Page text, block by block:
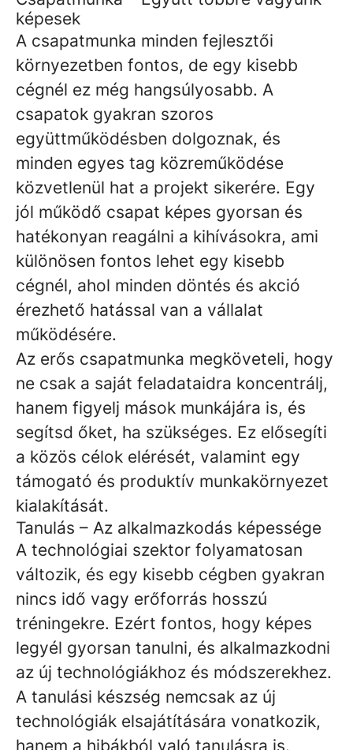
képesek
A csapatmunka minden fejlesztői
környezetben fontos, de egy kisebb
cégnél ez még hangsúlyosabb. A
csapatok gyakran szoros
együttműködésben dolgoznak, és
minden egyes tag közreműködése
közvetlenül hat a projekt sikerére. Egy
jól működő csapat képes gyorsan és
hatékonyan reagálni a kihívásokra, ami
különösen fontos lehet egy kisebb
cégnél, ahol minden döntés és akció
érezhető hatással van a vállalat
működésére.
Az erős csapatmunka megköveteli, hogy
ne csak a saját feladataidra koncentrálj,
hanem figyelj mások munkájára is, és
segítsd őket, ha szükséges. Ez elősegíti
a közös célok elérését, valamint egy
támogató és produktív munkakörnyezet
kialakítását.
Tanulás – Az alkalmazkodás képessége
A technológiai szektor folyamatosan
változik, és egy kisebb cégben gyakran
nincs idő vagy erőforrás hosszú
tréningekre. Ezért fontos, hogy képes
legyél gyorsan tanulni, és alkalmazkodni
az új technológiákhoz és módszerekhez.
A tanulási készség nemcsak az új
technológiák elsajátítására vonatkozik,
hanem a hibákból való tanulásra is.